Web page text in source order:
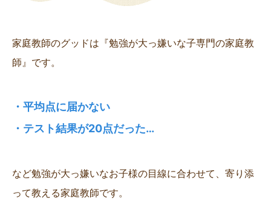
家庭教師のグッドは『勉強が大っ嫌いな子専門の家庭教
師』です。
・平均点に届かない
・テスト結果が20点だった…
など勉強が大っ嫌いなお子様の目線に合わせて、寄り添
って教える家庭教師です。